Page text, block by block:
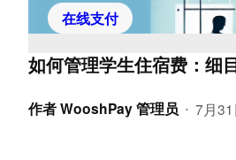
在线支付
如何管理学生住宿费：细
作者WooshPay 管理员 • 7月31